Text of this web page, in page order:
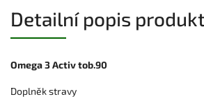
Detailní popis
Omega 3 Activ tob.90
Doplněk stravy